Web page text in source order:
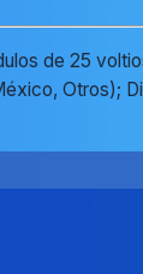
de 25
Otros);